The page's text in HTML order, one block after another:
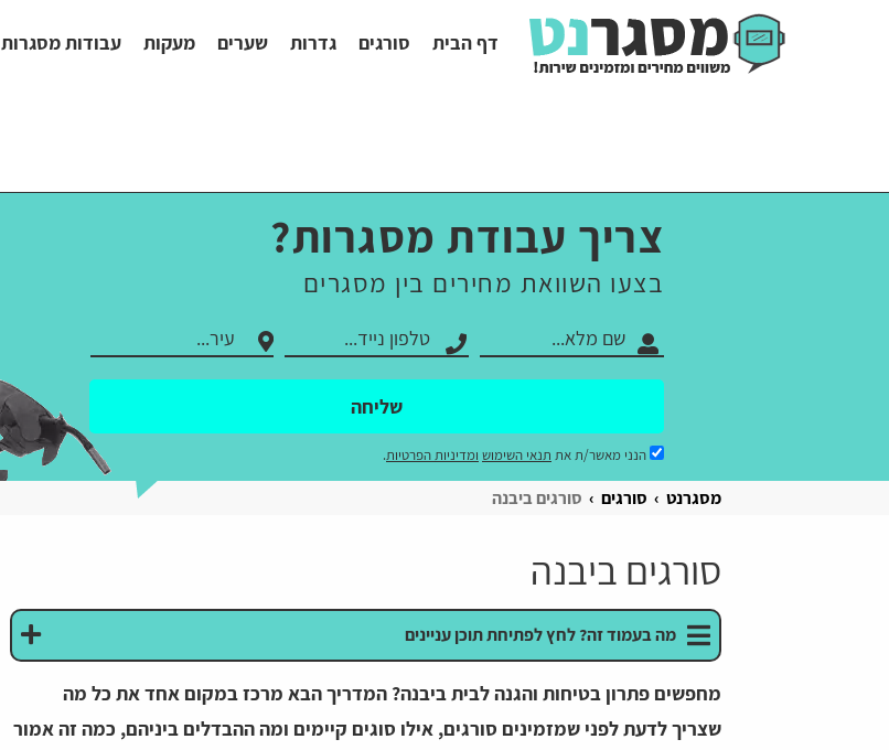
דף הבית סורגים גדרות שערים מעקות עבודות מסגרות
צריך עבודת מסגרות?
בצעו השוואת מחירים בין מסגרים
שליחה
הנני מאשר/ת את תנאי השימוש ומדיניות הפרטיות.
מסגרנט סורגים סורגים ביבנה
סורגים ביבנה
מה בעמוד זה? לחץ לפתיחת תוכן עניינים
מחפשים פתרון בטיחות והגנה לבית ביבנה? המדריך הבא מרכז במקום אחד את כל מה
שצריך לדעת לפני שמזמינים סורגים, אילו סוגים קיימים ומה ההבדלים ביניהם, כמה זה אמור